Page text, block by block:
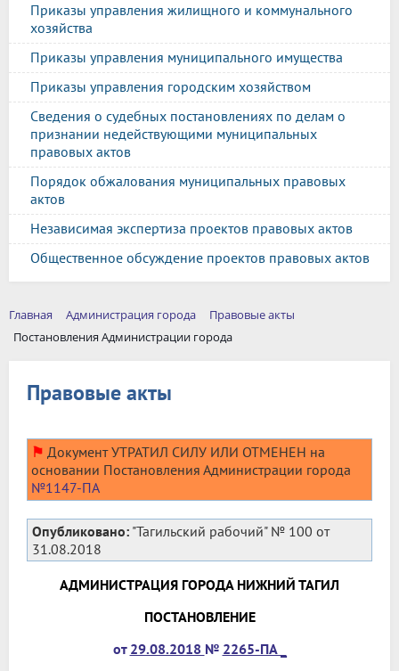
Приказы управления жилищного и коммунального
хозяйства
Приказы управления муниципального имущества
Приказы управления городским хозяйством
Сведения о судебных постановлениях по делам о
признании недействующими муниципальных
правовых актов
Порядок обжалования муниципальных правовых
актов
Независимая экспертиза проектов правовых актов
Общественное обсуждение проектов правовых актов
Главная Администрация города
Правовые акты
Постановления Администрации города
Правовые акты
⚑ Документ УТРАТИЛ СИЛУ ИЛИ ОТМЕНЕН на
основании Постановления Администрации города
№1147-ПА
Опубликовано: "Тагильский рабочий" № 100 от
31.08.2018
АДМИНИСТРАЦИЯ ГОРОДА НИЖНИЙ ТАГИЛ
ПОСТАНОВЛЕНИЕ
от 29.08.2018 № 2265-ПА _